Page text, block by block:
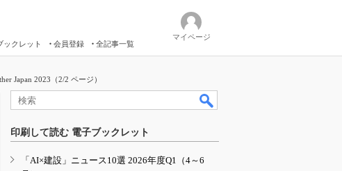
ックレット 会員登録 全記事一覧
マイページ
Japan 2023（2/2 ページ）
印刷して読む 電子ブックレット
「AI×建設」ニュース10選 2026年度Q1（4～6